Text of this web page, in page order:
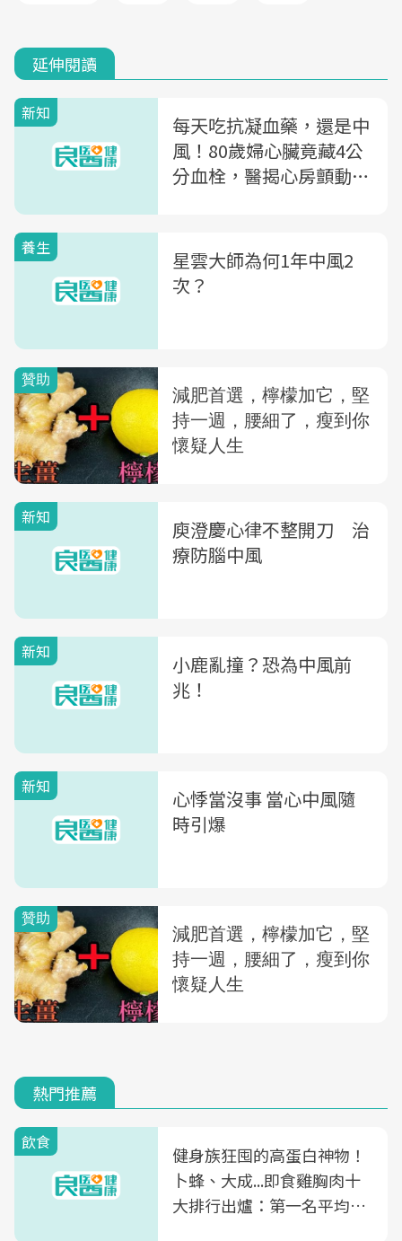
延伸閱讀
新知
每天吃抗凝血藥，還是中
風！80歲婦心臟竟藏4公
分血栓，醫揭心房顫動4
養生
星雲大師為何1年中風2
次？
新知
庾澄慶心律不整開刀 治
療防腦中風
新知
小鹿亂撞？恐為中風前
兆！
新知
心悸當沒事 當心中風隨
時引爆
熱門推薦
飲食
健身族狂囤的高蛋白神物！
卜蜂、大成...即食雞胸肉十
大排行出爐：第一名平均一